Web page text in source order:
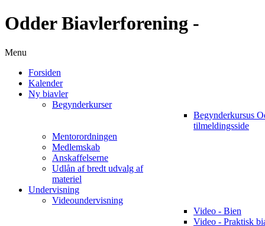
Odder Biavlerforening -
Menu
Forsiden
Kalender
Ny biavler
Begynderkurser
Begynderkursus
tilmeldingsside
Mentorordningen
Medlemskab
Anskaffelserne
Udlån af bredt udvalg af
materiel
Undervisning
Videoundervisning
Video - Bien
Video - Praktisk